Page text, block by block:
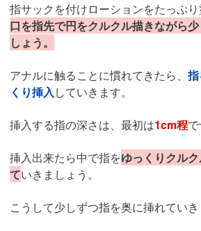
指サックを付けローションをたっぷり
口を指先で円をクルクル描きながら
しょう。
アナルに触ることに慣れてきたら、
くり挿入していきます。
挿入する指の深さは、最初は1cm程で
挿入出来たら中で指をゆっくりクル
ていきましょう。
こうして少しずつ指を奥に挿れていき